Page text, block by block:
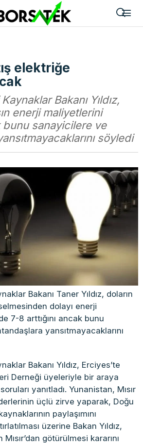
elektriğe
Bakanı Yıldız,
enerji maliyetlerini
bunu sanayicilere ve
söyledi
Bakanı Taner Yıldız, doların
dolayı enerji
7-8 arttığını ancak bunu
yansıtmayacaklarını
Bakanı Yıldız, Erciyes’te
Derneği üyeleriyle bir araya
yanıtladı. Yunanistan, Mısır
üçlü zirve yaparak, Doğu
paylaşımını
üzerine Bakan Yıldız,
Mısır’dan götürülmesi kararını